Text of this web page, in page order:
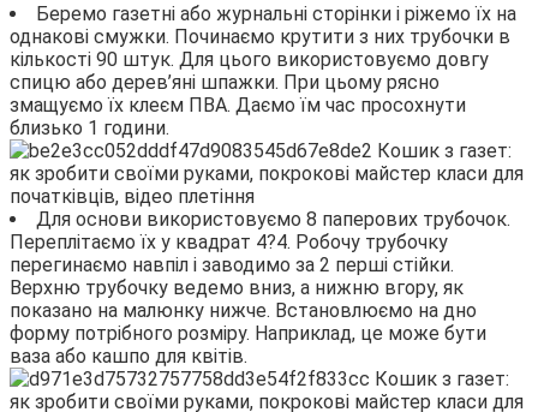
Беремо газетні або журнальні сторінки і ріжемо їх на
однакові смужки. Починаємо крутити з них трубочки в
кількості 90 штук. Для цього використовуємо довгу
спицю або дерев’яні шпажки. При цьому рясно
змащуємо їх клеєм ПВА. Даємо їм час просохнути
близько 1 години.
Для основи використовуємо 8 паперових трубочок.
Переплітаємо їх у квадрат 4?4. Робочу трубочку
перегинаємо навпіл і заводимо за 2 перші стійки.
Верхню трубочку ведемо вниз, а нижню вгору, як
показано на малюнку нижче. Встановлюємо на дно
форму потрібного розміру. Наприклад, це може бути
ваза або кашпо для квітів.